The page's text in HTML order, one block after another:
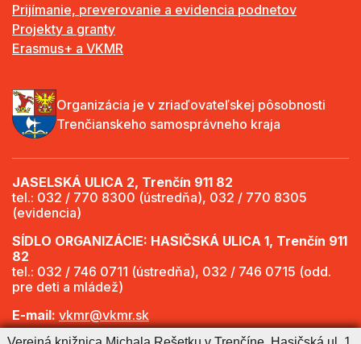
Prijímanie, preverovanie a evidencia podnetov
Projekty a granty
Erasmus+ a VKMR
Organizácia je v zriaďovateľskej pôsobnosti
Trenčianskeho samosprávneho kraja
JASELSKÁ ULICA 2, Trenčín 911 82
tel.: 032 / 770 8300 (ústredňa), 032 / 770 8305
(evidencia)
SÍDLO ORGANIZÁCIE: HASIČSKÁ ULICA 1, Trenčín 911
82
tel.: 032 / 746 0711 (ústredňa), 032 / 746 0715 (odd.
pre deti a mládež)
E-mail: vkmr@vkmr.sk